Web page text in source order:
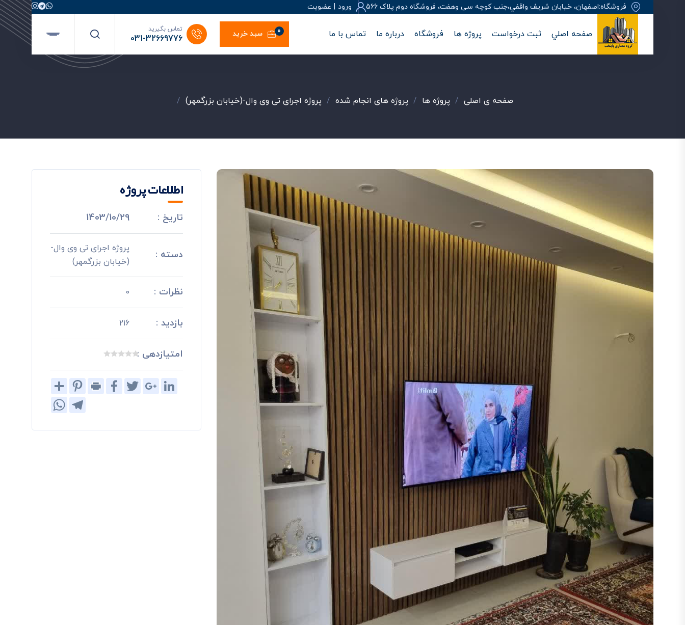
فروشگاه:اصفهان، خيابان شريف واقفي،جنب کوچه سی وهفت، فروشگاه دوم پلاک 566 ورود | عضويت
صفحه اصلي ثبت درخواست پروژه ها فروشگاه درباره ما تماس با ما سبد خرید 0 تماس بگیرید
031-32669776
صفحه ی اصلی / پروژه ها / پروژه های انجام شده / پروژه اجرای تی وی وال-(خیابان بزرگمهر) /
اطلاعات پروژه
تاریخ : 1403/10/29
دسته :
پروژه اجرای تی وی وال-
(خیابان بزرگمهر)
نظرات : 0
بازدید : 216
امتیازدهی :
Share
PinterestPrint
FacebookTwitterGoogle+LinkedIn
WhatsAppTelegram